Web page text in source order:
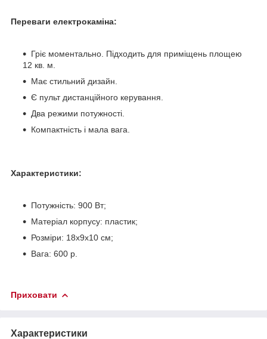
Переваги електрокаміна:
Гріє моментально. Підходить для приміщень площею
12 кв. м.
Має стильний дизайн.
Є пульт дистанційного керування.
Два режими потужності.
Компактність і мала вага.
Характеристики:
Потужність: 900 Вт;
Матеріал корпусу: пластик;
Розміри: 18х9х10 см;
Вага: 600 р.
Приховати
Характеристики